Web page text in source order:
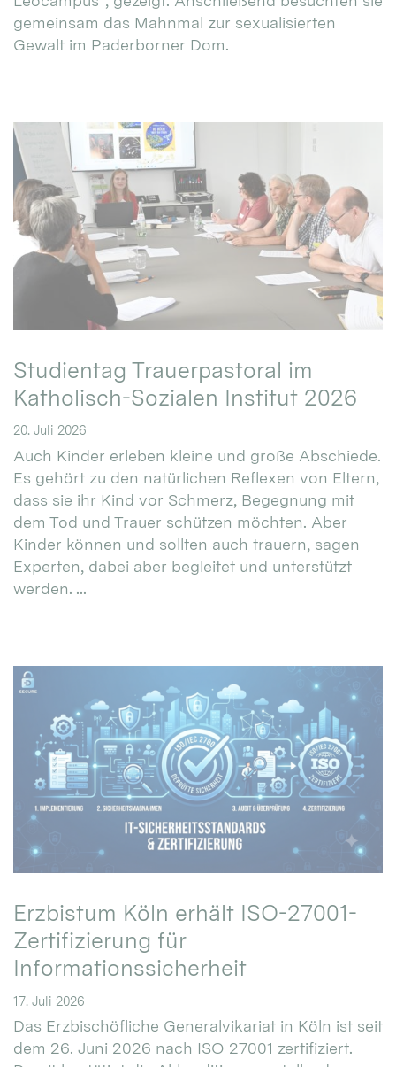
gemeinsam das Mahnmal zur sexualisierten
Gewalt im Paderborner Dom.
Studientag Trauerpastoral im
Katholisch-Sozialen Institut 2026
20. Juli 2026
Auch Kinder erleben kleine und große Abschiede.
Es gehört zu den natürlichen Reflexen von Eltern,
dass sie ihr Kind vor Schmerz, Begegnung mit
dem Tod und Trauer schützen möchten. Aber
Kinder können und sollten auch trauern, sagen
Experten, dabei aber begleitet und unterstützt
werden. ...
Erzbistum Köln erhält ISO-27001-
Zertifizierung für
Informationssicherheit
17. Juli 2026
Das Erzbischöfliche Generalvikariat in Köln ist seit
dem 26. Juni 2026 nach ISO 27001 zertifiziert.